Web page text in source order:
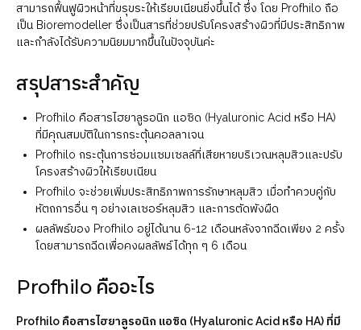
สามารถฟื้นฟูผิวหน้าที่ขรุขระให้เรียบเนียนยิ่งขึ้นได้ ซึ่ง โดย Profhilo ถือ
เป็น Bioremodeller ซึ่งเป็นสารที่ช่วยปรับโครงสร้างผิวที่มีประสิทธิภาพ
และกำลังได้รับความนิยมมากขึ้นในปัจจุบันค่ะ
สรุปสาระสำคัญ
Profhilo คือสารไฮยาลูรอนิก แอซิด (Hyaluronic Acid หรือ HA)
ที่มีคุณสมบัติในการกระตุ้นคอลลาเจน
Profhilo กระตุ้นการซ่อมแซมเซลล์ที่เสียหายบริเวณหลุมสิวและปรับ
โครงสร้างผิวให้เรียบเนียน
Profhilo จะช่วยเพิ่มประสิทธิภาพการรักษาหลุมสิว เมื่อทำควบคู่กับ
หัตถการอื่น ๆ อย่างเลเซอร์หลุมสิว และการตัดพังผืด
ผลลัพธ์ของ Profhilo อยู่ได้นาน 6-12 เดือนหลังจากฉีดเพียง 2 ครั้ง
โดยสามารถฉีดเพื่อคงผลลัพธ์ได้ทุก ๆ 6 เดือน
Profhilo คืออะไร
Profhilo คือสารไฮยาลูรอนิก แอซิด (Hyaluronic Acid หรือ HA) ที่มี